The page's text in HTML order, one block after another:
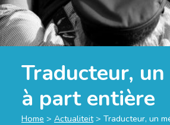
Traducteur,
à part entière
Home > Actualiteit> Traducteur, un